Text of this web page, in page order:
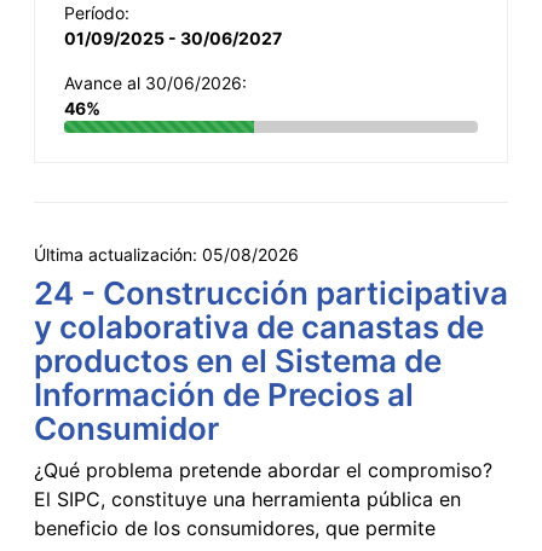
Período:
01/09/2025 - 30/06/2027
Avance al 30/06/2026:
46%
Última actualización: 05/08/2026
24 - Construcción participativa
y colaborativa de canastas de
productos en el Sistema de
Información de Precios al
Consumidor
¿Qué problema pretende abordar el compromiso?
El SIPC, constituye una herramienta pública en
beneficio de los consumidores, que permite